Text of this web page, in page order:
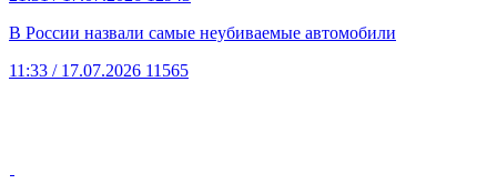
В России назвали самые неубиваемые автомобили
11:33 / 17.07.2026 11565